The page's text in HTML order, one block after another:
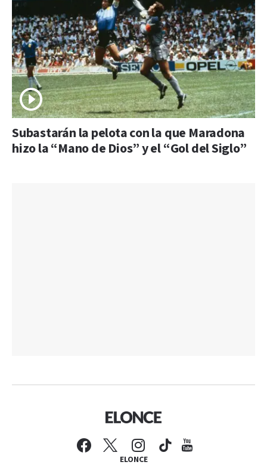
Subastarán la pelota con la que Maradona
hizo la “Mano de Dios” y el “Gol del Siglo”
ELONCE